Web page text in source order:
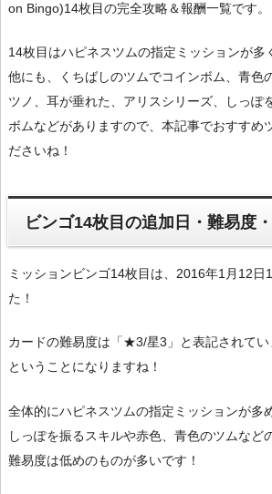
on Bingo)14枚目の完全攻略＆報酬一覧です。
14枚目はハピネスツムの指定ミッションが多
他にも、くちばしのツムでコインボム、青色
ツノ、耳が垂れた、アリスシリーズ、しっぽ
ボムなどがありますので、本記事でおすすめ
ださいね！
ビンゴ14枚目の追加日・難易度
ミッションビンゴ14枚目は、2016年1月12日
た！
カードの難易度は「★3/星3」と表記されて
ということになりますね！
全体的にハピネスツムの指定ミッションが多め
しっぽを振るスキルや赤色、青色のツムなど
難易度は低めのものが多いです！